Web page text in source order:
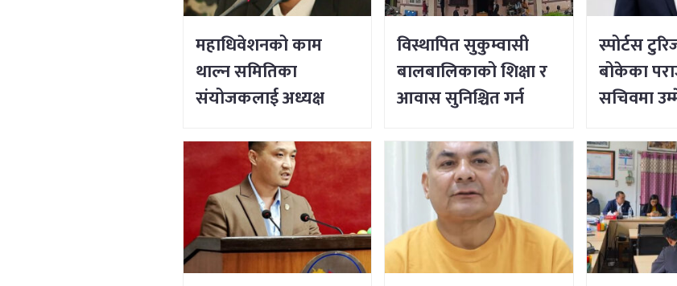
महाधिवेशनको काम
थाल्न समितिका
संयोजकलाई अध्यक्ष
विस्थापित सुकुम्वासी
बालबालिकाको शिक्षा र
आवास सुनिश्चित गर्न
स्पोर्टस
बोकेका
सचिवमा